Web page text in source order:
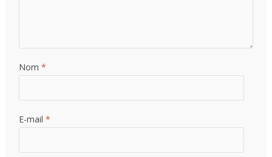
Nom*
E-mail*